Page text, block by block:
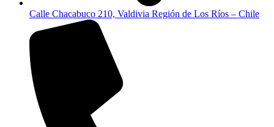
Calle Chacabuco 210, Valdivia Región de Los Ríos – Chile